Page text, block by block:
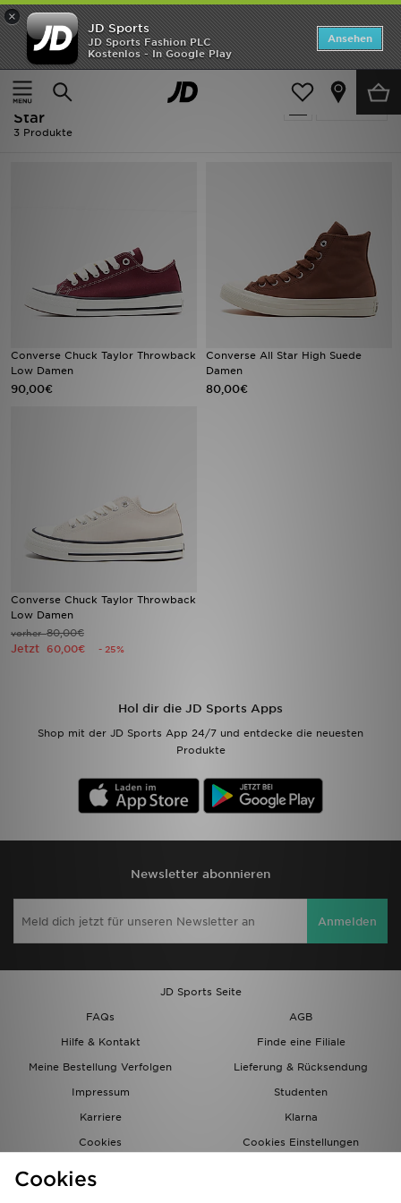
×
JD Sports
JD Sports Fashion PLC
Kostenlos - In Google Play
Ansehen
Home
Frauen
Verfeinern
Frauen - Converse Chuck Taylor All
Star
3 Produkte
Converse Chuck Taylor Throwback
Low Damen
90,00€
Converse All Star High Suede
Damen
80,00€
Converse Chuck Taylor Throwback
Low Damen
vorher80,00€
Jetzt 60,00€ - 25%
Hol dir die JD Sports Apps
Shop mit der JD Sports App 24/7 und entdecke die neuesten
Produkte
Newsletter abonnieren
Anmelden
JD Sports Seite
FAQs
AGB
Hilfe & Kontakt
Finde eine Filiale
Meine Bestellung Verfolgen
Lieferung & Rücksendung
Impressum
Studenten
Karriere
Klarna
Cookies
Cookies Einstellungen
ANGEBOTE
Neuheiten
Herren
Fußball
Sport
Hilfe & Kontakt
Geschenkgutschein
Studenten
Blog
Cookies